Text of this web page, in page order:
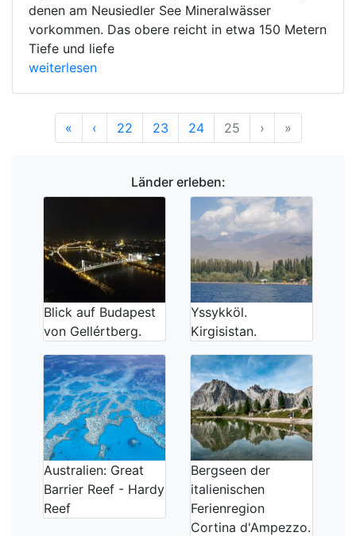
denen am Neusiedler See Mineralwässer
vorkommen. Das obere reicht in etwa 150 Metern
Tiefe und liefe
weiterlesen
« Anfang
‹Vorherige
22 23 24 25 ›Nächste
»Ende
Länder erleben:
Blick auf Budapest
von Gellértberg.
Yssykköl.
Kirgisistan.
Australien: Great
Barrier Reef - Hardy
Reef
Bergseen der
italienischen
Ferienregion
Cortina d'Ampezzo.